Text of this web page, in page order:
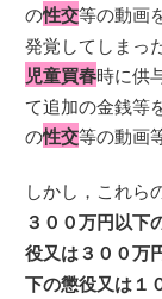
の性交等の動画
発覚してしまっ
児童買春時に供
て追加の金銭等
の性交等の動画
しかし，これら
３００万円以下
役又は３００万
下の懲役又は１